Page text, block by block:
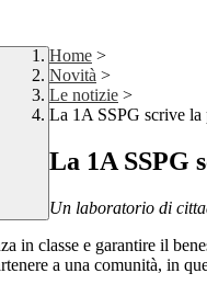
Home >
Novità >
Le notizie >
La 1A SSPG scrive
La 1A SSPG
Un laboratorio di
classe e garantire il
a una comunità, in